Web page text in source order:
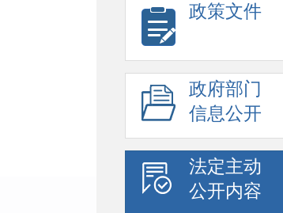
政策文件
政府部门
信息公开
法定主动
公开内容